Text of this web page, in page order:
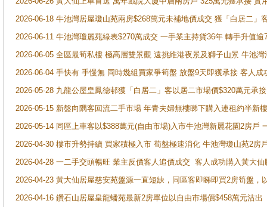
2026-06-18 牛池灣居屋瓊山苑兩房$268萬元未補地價成交 獲「白居二」
2026-06-11 牛池灣瓊麗苑綠表$270萬成交 一手業主持貨36年 轉手升值逾
2026-06-05 全區最筍私樓 極高層雙景觀 遠挑維港夜景及獅子山景 牛池
2026-06-04 手快有 手慢無 同時幾組買家爭筍盤 放盤9天即獲承接 客人
2026-05-28 九龍公屋皇鳳德邨獲「白居二」客以居二市場價$320萬元承接
2026-05-15 新盤向隅客回流二手市場 年青夫婦無樓睇下購入連租約半新
2026-05-14 同區上車客以$388萬元(自由市場)入市牛池灣新麗花園2房戶
2026-04-30 樓市升勢持續 買家積極入市 荀盤極速消化 牛池灣瓊山苑2房
2026-04-28 一二手交頭暢旺 業主反價客人追價成交 客人成功購入黃大
2026-04-23 黃大仙居屋慈安苑盤源一直短缺，同區客即睇即買2房筍盤，
2026-04-16 鑽石山居屋皇龍蟠苑最新2房單位以自由市場價$458萬元沽出